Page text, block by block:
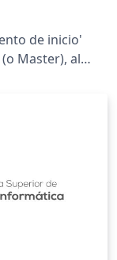
de inicio'
Master), al
Matemáticas